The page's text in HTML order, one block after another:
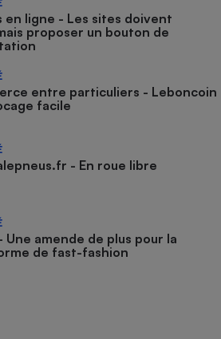
en ligne - Les sites doivent
proposer un bouton de
entre particuliers - Leboncoin
facile
- En roue libre
Une amende de plus pour la
de fast-fashion